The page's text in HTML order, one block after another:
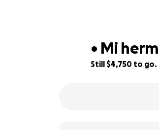
• Mi
Still $4,750 to